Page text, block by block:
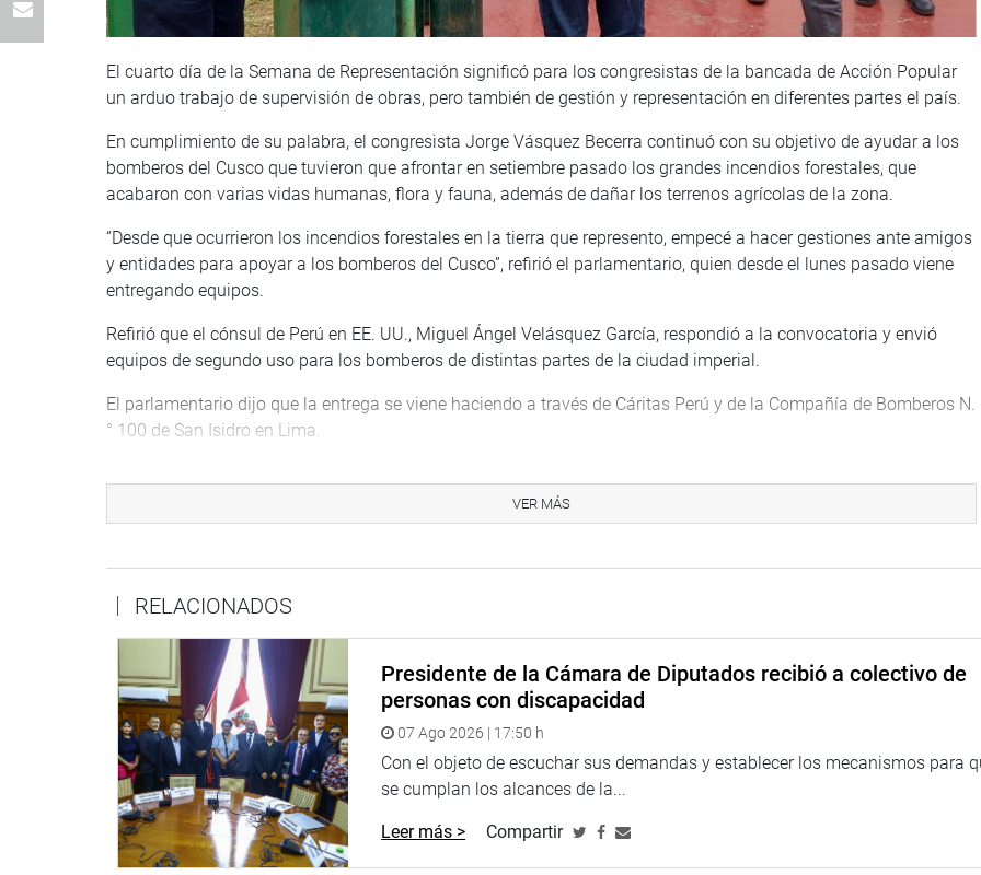
El cuarto día de la Semana de Representación significó para los congresistas de la bancada de Acción Popular
un arduo trabajo de supervisión de obras, pero también de gestión y representación en diferentes partes el país.
En cumplimiento de su palabra, el congresista Jorge Vásquez Becerra continuó con su objetivo de ayudar a los
bomberos del Cusco que tuvieron que afrontar en setiembre pasado los grandes incendios forestales, que
acabaron con varias vidas humanas, flora y fauna, además de dañar los terrenos agrícolas de la zona.
“Desde que ocurrieron los incendios forestales en la tierra que represento, empecé a hacer gestiones ante amigos
y entidades para apoyar a los bomberos del Cusco”, refirió el parlamentario, quien desde el lunes pasado viene
entregando equipos.
Refirió que el cónsul de Perú en EE. UU., Miguel Ángel Velásquez García, respondió a la convocatoria y envió
equipos de segundo uso para los bomberos de distintas partes de la ciudad imperial.
El parlamentario dijo que la entrega se viene haciendo a través de Cáritas Perú y de la Compañía de Bomberos N.
° 100 de San Isidro en Lima.
Urcos. Mientras que este jueves correspondió a los de Canchis y Espinar.
protección y aproximación para incendios, entre otros.
Por su lado, la congresista Mónica Saavedra Ocharán sostuvo una reunión de trabajo con representantes de la
Federación de Mujeres de Apurímac en esa ciudad, quienes solicitaron apoyo del Ministerio de la Mujer y
Poblaciones Vulnerables del Perú, para instalar una casa albergue para mujeres violentadas en su región.
En la reunión, también participaron Carolina Lizárraga Houghton (PM), presidenta de la Comisión de la Mujer, y
Tania Rodas Malca (APP).
Saavedra Ocharán se reunió con los ministros de Trabajo y Promoción del Empleo, y de Desarrollo Agrario y
Riego, Javier Palacios Gallegos y Federico Tenorio Calderón, respectivamente. También, estuvo presente Néstor
Jara Pacheco, alcalde del distrito de Curahuasi, en la provincia de Abancay en el departamento de Apurímac.
VER MÁS
RELACIONADOS
Presidente de la Cámara de Diputados recibió a colectivo de
personas con discapacidad
07 Ago 2026 | 17:50 h
Con el objeto de escuchar sus demandas y establecer los mecanismos para
se cumplan los alcances de la...
Leer más > Compartir